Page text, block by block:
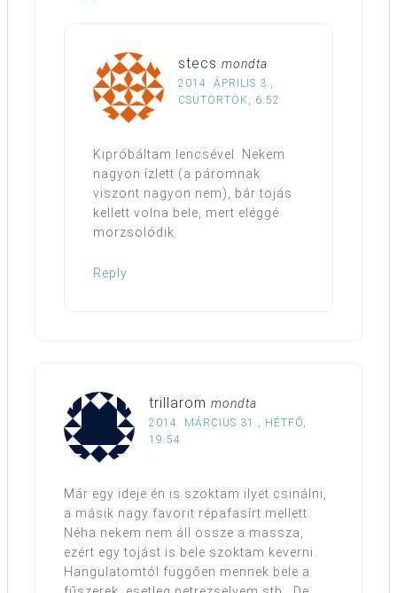
stecs mondta
2014. ÁPRILIS 3.,
CSÜTÖRTÖK, 6:52
Kipróbáltam lencsével. Nekem
nagyon ízlett (a páromnak
viszont nagyon nem), bár tojás
kellett volna bele, mert eléggé
morzsolódik.
Reply
trillarom mondta
2014. MÁRCIUS 31., HÉTFŐ,
19:54
Már egy ideje én is szoktam ilyet csinálni,
a másik nagy favorit répafasírt mellett.
Néha nekem nem áll össze a massza,
ezért egy tojást is bele szoktam keverni.
Hangulatomtól függően mennek bele a